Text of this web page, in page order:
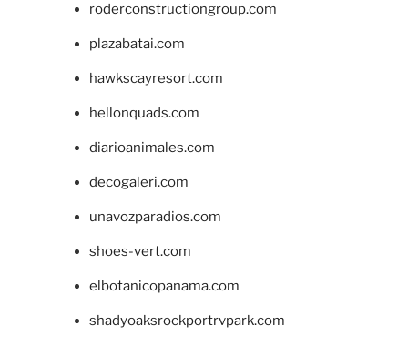
roderconstructiongroup.com
plazabatai.com
hawkscayresort.com
hellonquads.com
diarioanimales.com
decogaleri.com
unavozparadios.com
shoes-vert.com
elbotanicopanama.com
shadyoaksrockportrvpark.com